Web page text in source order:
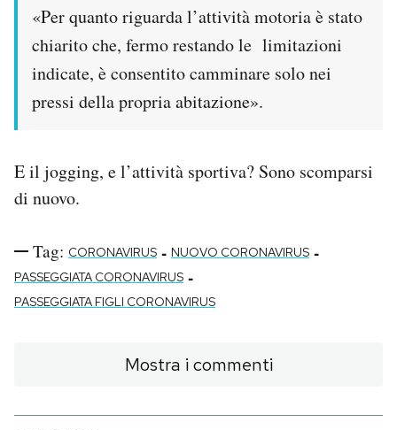
«Per quanto riguarda l’attività motoria è stato
chiarito che, fermo restando le limitazioni
indicate, è consentito camminare solo nei
pressi della propria abitazione».
E il jogging, e l’attività sportiva? Sono scomparsi
di nuovo.
Tag: CORONAVIRUS - NUOVO CORONAVIRUS -
PASSEGGIATA CORONAVIRUS -
PASSEGGIATA FIGLI CORONAVIRUS
Mostra i commenti